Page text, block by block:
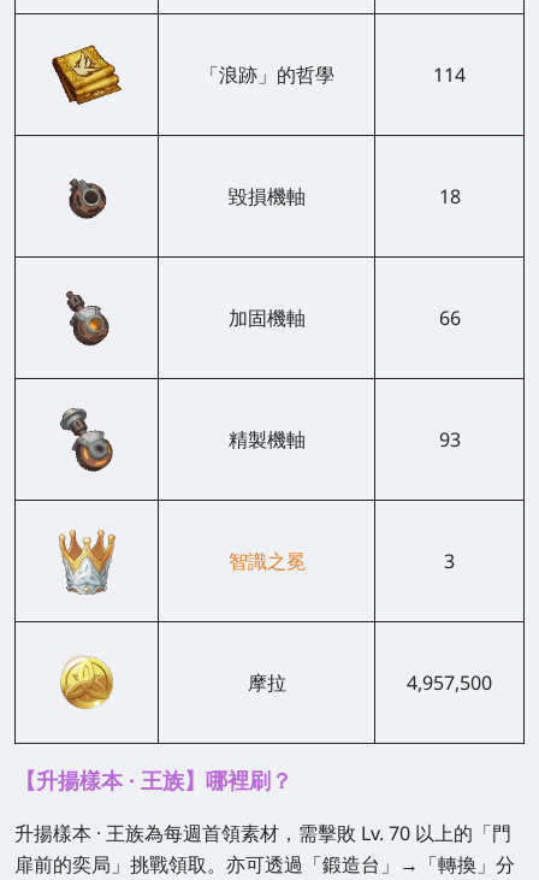
「浪跡」的哲學 114
毀損機軸 18
加固機軸 66
精製機軸 93
智識之冕 3
摩拉 4,957,500
【升揚樣本 · 王族】哪裡刷？
升揚樣本 · 王族為每週首領素材，需擊敗 Lv. 70 以上的「門
扉前的奕局」挑戰領取。亦可透過「鍛造台」→「轉換」分